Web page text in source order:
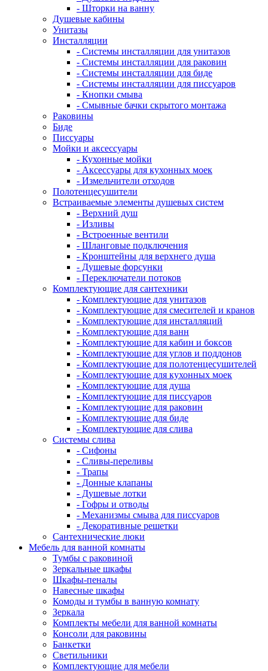
- Шторки на ванну
Душевые кабины
Унитазы
Инсталляции
- Системы инсталляции для унитазов
- Системы инсталляции для раковин
- Системы инсталляции для биде
- Системы инсталляции для писсуаров
- Кнопки смыва
- Смывные бачки скрытого монтажа
Раковины
Биде
Писсуары
Мойки и аксессуары
- Кухонные мойки
- Аксессуары для кухонных моек
- Измельчители отходов
Полотенцесушители
Встраиваемые элементы душевых систем
- Верхний душ
- Изливы
- Встроенные вентили
- Шланговые подключения
- Кронштейны для верхнего душа
- Душевые форсунки
- Переключатели потоков
Комплектующие для сантехники
- Комплектующие для унитазов
- Комплектующие для смесителей и кранов
- Комплектующие для инсталляций
- Комплектующие для ванн
- Комплектующие для кабин и боксов
- Комплектующие для углов и поддонов
- Комплектующие для полотенцесушителей
- Комплектующие для кухонных моек
- Комплектующие для душа
- Комплектующие для писсуаров
- Комплектующие для раковин
- Комплектующие для биде
- Комплектующие для слива
Системы слива
- Сифоны
- Сливы-переливы
- Трапы
- Донные клапаны
- Душевые лотки
- Гофры и отводы
- Механизмы смыва для писсуаров
- Декоративные решетки
Сантехнические люки
Мебель для ванной комнаты
Тумбы с раковиной
Зеркальные шкафы
Шкафы-пеналы
Навесные шкафы
Комоды и тумбы в ванную комнату
Зеркала
Комплекты мебели для ванной комнаты
Консоли для раковины
Банкетки
Светильники
Комплектующие для мебели